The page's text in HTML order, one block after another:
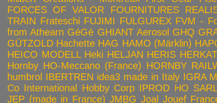
FORCES OF VALOR
FOURNITURES
TRAIN Frateschi FUJIMI FULGUREX FVM -
from Athearn GéGé GHIANT Aerosol GHQ
GÜTZOLD Hachette HAG HAMO (Märklin)
HEICO MODELL Heki HELJAN HERIS HERKAT
Hornby HO-Meccano (France) HORNBY
humbrol IBERTREN idea3 made in Italy IGRA
Co International Hobby Corp IPROD HO
JEP (made in France) JMBG Joal Jouef